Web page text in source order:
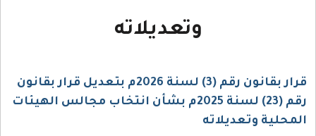
وتعديلاته
قرار بقانون رقم (3) لسنة 2026م بتعديل قرار بقانون
رقم (23) لسنة 2025م بشأن انتخاب مجالس الهيئات
المحلية وتعديلاته